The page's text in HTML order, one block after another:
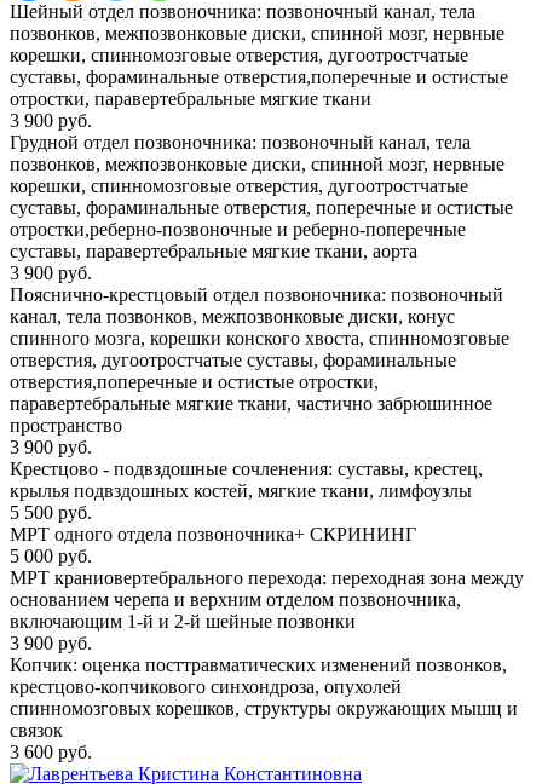
Шейный отдел позвоночника: позвоночный канал, тела
позвонков, межпозвонковые диски, спинной мозг, нервные
корешки, спинномозговые отверстия, дугоотростчатые
суставы, фораминальные отверстия,поперечные и остистые
отростки, паравертебральные мягкие ткани
3 900 руб.
Грудной отдел позвоночника: позвоночный канал, тела
позвонков, межпозвонковые диски, спинной мозг, нервные
корешки, спинномозговые отверстия, дугоотростчатые
суставы, фораминальные отверстия, поперечные и остистые
отростки,реберно-позвоночные и реберно-поперечные
суставы, паравертебральные мягкие ткани, аорта
3 900 руб.
Пояснично-крестцовый отдел позвоночника: позвоночный
канал, тела позвонков, межпозвонковые диски, конус
спинного мозга, корешки конского хвоста, спинномозговые
отверстия, дугоотростчатые суставы, фораминальные
отверстия,поперечные и остистые отростки,
паравертебральные мягкие ткани, частично забрюшинное
пространство
3 900 руб.
Крестцово - подвздошные сочленения: суставы, крестец,
крылья подвздошных костей, мягкие ткани, лимфоузлы
5 500 руб.
МРТ одного отдела позвоночника+ СКРИНИНГ
5 000 руб.
МРТ краниовертебрального перехода: переходная зона между
основанием черепа и верхним отделом позвоночника,
включающим 1-й и 2-й шейные позвонки
3 900 руб.
Копчик: оценка посттравматических изменений позвонков,
крестцово-копчикового синхондроза, опухолей
спинномозговых корешков, структуры окружающих мышц и
связок
3 600 руб.